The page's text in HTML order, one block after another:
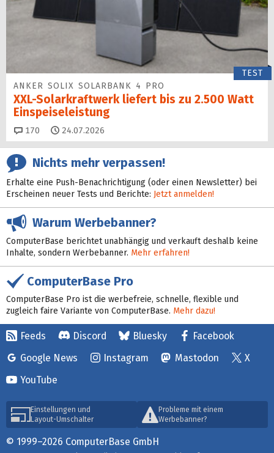
TEST
ANKER SOLIX SOLARBANK 4 PRO
XXL-Solarkraftwerk liefert bis zu 2.500 Watt
Einspeise­leistung
170 Kommentare
24.07.2026
Nichts mehr verpassen!
Erhalte eine Push-Benachrichtigung (oder einen Newsletter) bei
Erscheinen neuer Tests und Berichte: Jetzt anmelden!
Warum Werbebanner?
ComputerBase berichtet unabhängig und verkauft deshalb keine
Inhalte, sondern Werbebanner. Mehr erfahren!
ComputerBase Pro
ComputerBase Pro ist die werbefreie, schnelle, flexible und
zugleich faire Variante von ComputerBase. Mehr dazu!
Feeds Discord Bluesky
Facebook
Google News
Instagram Mastodon
X
YouTube
Einstellungen und
Layout-Umschalter
Probleme mit einem
Werbebanner?
© 1999–2026 ComputerBase GmbH